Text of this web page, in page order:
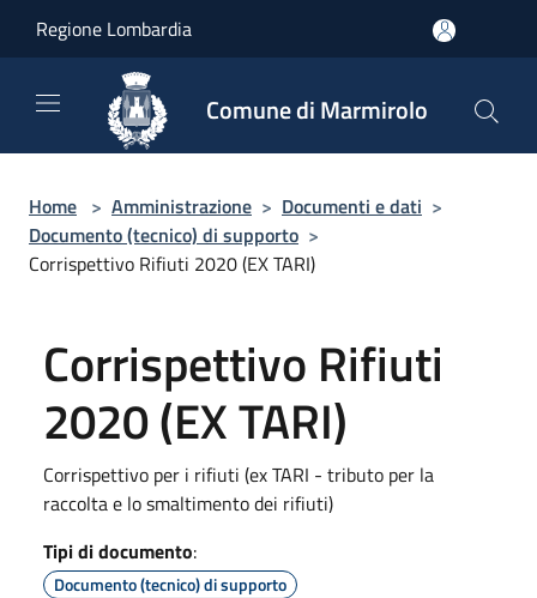
Regione Lombardia
Comune di Marmirolo
Home > Amministrazione > Documenti e dati >
Documento (tecnico) di supporto >
Corrispettivo Rifiuti 2020 (EX TARI)
Corrispettivo Rifiuti
2020 (EX TARI)
Corrispettivo per i rifiuti (ex TARI - tributo per la
raccolta e lo smaltimento dei rifiuti)
Tipi di documento:
Documento (tecnico) di supporto